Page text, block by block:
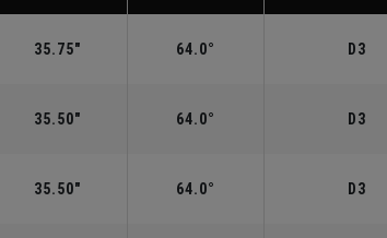
35.75" 64.0° D3
35.50" 64.0° D3
35.50" 64.0° D3